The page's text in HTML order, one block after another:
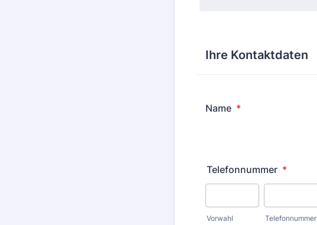
Ihre Kontaktdaten
Name *
Telefonnummer *
Vorwahl Telefonnummer